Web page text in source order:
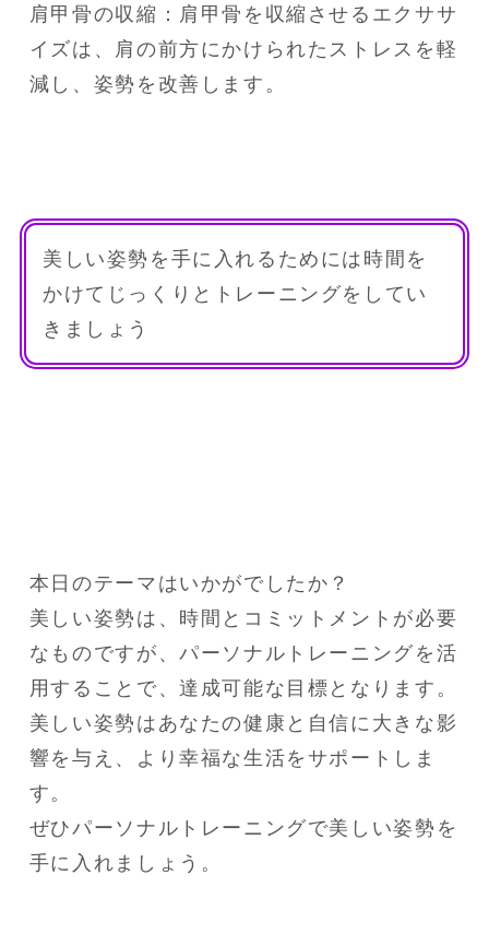
肩甲骨の収縮：肩甲骨を収縮させるエクササ
イズは、肩の前方にかけられたストレスを軽
減し、姿勢を改善します。
美しい姿勢を手に入れるためには時間を
かけてじっくりとトレーニングをしてい
きましょう
本日のテーマはいかがでしたか？
美しい姿勢は、時間とコミットメントが必要
なものですが、パーソナルトレーニングを活
用することで、達成可能な目標となります。
美しい姿勢はあなたの健康と自信に大きな影
響を与え、より幸福な生活をサポートしま
す。
ぜひパーソナルトレーニングで美しい姿勢を
手に入れましょう。